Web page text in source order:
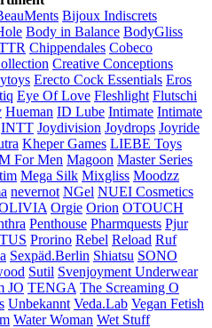
Bijoux Indiscrets
Body in Balance BodyGliss
Chippendales Cobeco
Creative Conceptions
Erecto Cock Essentials Eros
Eye Of Love Fleshlight Flutschi
Hueman ID Lube Intimate Intimate
INTT Joydivision Joydrops Joyride
Kheper Games LIEBE Toys
For Men Magoon Master Series
Mega Silk Mixgliss Moodzz
nevernot NGel NUEI Cosmetics
Orgie Orion OTOUCH
Penthouse Pharmquests Pjur
Prorino Rebel Reload Ruf
Sexpäd.Berlin Shiatsu SONO
Sutil Svenjoyment Underwear
JO TENGA The Screaming O
Unbekannt Veda.Lab Vegan Fetish
Water Woman Wet Stuff